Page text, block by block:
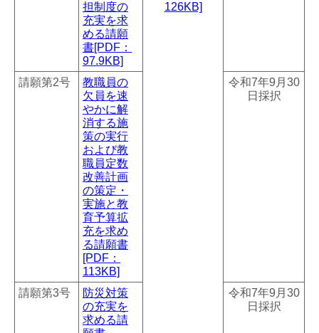
担制度の
充実を求
める請願
書[PDF：
97.9KB]
126KB]
請願第2号
教職員の
欠員を速
やかに解
消する施
策の実行
および教
職員定数
改善計画
の策定・
実施と教
育予算拡
充を求め
る請願書
[PDF：
113KB]
令和7年9月30
日採択
請願第3号
防災対策
の充実を
求める請
令和7年9月30
日採択